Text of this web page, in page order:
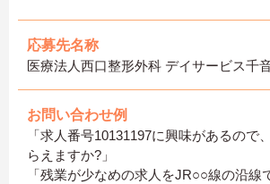
応募先名称
医療法人西口整形外科 デイサービス千
お問い合わせ例
「求人番号10131197に興味があるので
らえますか?」
「残業が少なめの求人をJR○○線の沿線